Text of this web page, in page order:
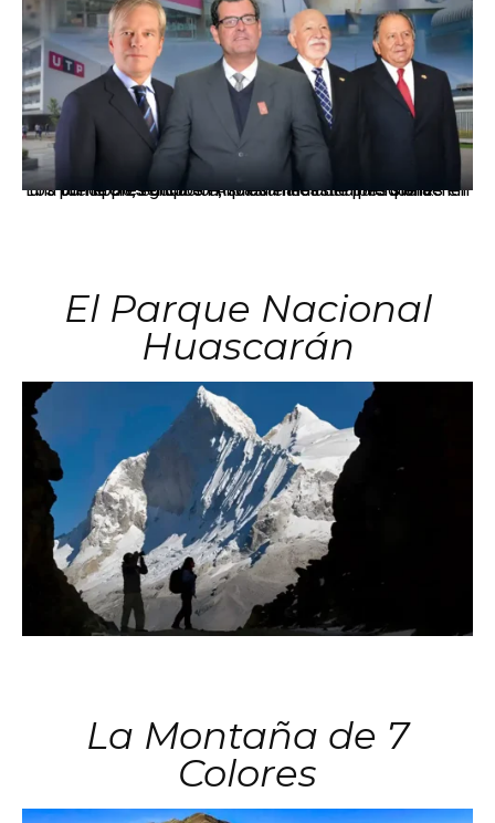
Los principales grupos empresariales del país mantienen una fuerte presencia en Áncash mediante inversiones en comercio, educación, salud e industria pesquera.
El Parque Nacional
Huascarán
La Montaña de 7
Colores